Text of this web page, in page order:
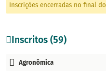
Inscrições encerradas no final
Inscritos (59)
Agronômica